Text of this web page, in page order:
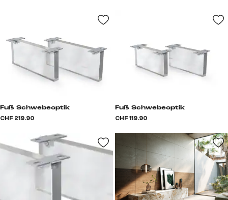
Fuß Schwebeoptik
CHF 219.90
Fuß Schwebeoptik
CHF 119.90